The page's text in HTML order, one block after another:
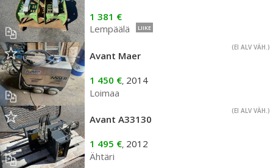
1 381 €
Lempäälä
LIIKE
(EI ALV VÄH.)
Avant Maer
1 450 €, 2014
Loimaa
(EI ALV VÄH.)
Avant A33130
1 495 €, 2012
Ähtäri